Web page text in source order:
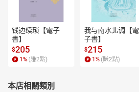
钱边续琐【電子
書】
$205
1 % (賺2點)
我与南水北调【電
子書】
$215
1 % (賺2點)
本店相關類別